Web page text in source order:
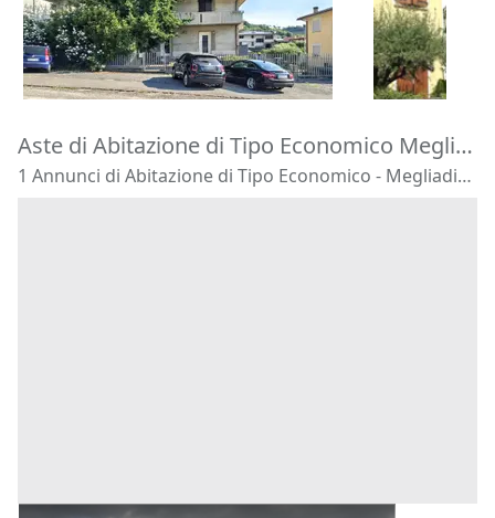
Barbarano Mossano (Vicenza)
180.000 €
22/10/2026
195.000 €
20/10/2026
Aste di Abitazione di Tipo Economico Megliadino San Vitale
1 Annunci di Abitazione di Tipo Economico - Megliadino San Vitale